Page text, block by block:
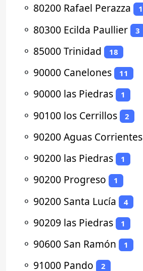
⚬ 80200 Rafael Perazza 1
⚬ 80300 Ecilda Paullier 3
⚬ 85000 Trinidad 18
⚬ 90000 Canelones 11
⚬ 90000 las Piedras 1
⚬ 90100 los Cerrillos 2
⚬ 90200 Aguas Corrientes
⚬ 90200 las Piedras 1
⚬ 90200 Progreso 1
⚬ 90200 Santa Lucía 4
⚬ 90209 las Piedras 1
⚬ 90600 San Ramón 1
⚬ 91000 Pando 2